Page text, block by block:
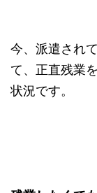
今、派遣され
て、正直残業
状況です。